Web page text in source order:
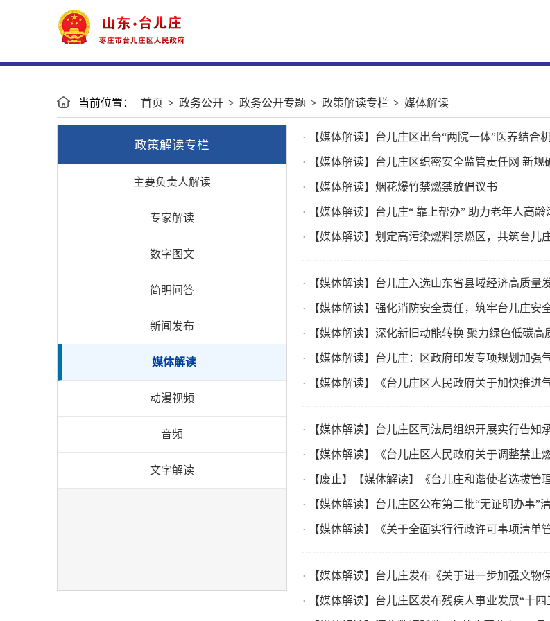
当前位置： 首页 > 政务公开 > 政务公开专题 > 政策解读专栏 > 媒体解读
政策解读专栏
主要负责人解读
专家解读
数字图文
简明问答
新闻发布
媒体解读
动漫视频
音频
文字解读
· 【媒体解读】台儿庄区出台“两院一体”医养结合
· 【媒体解读】台儿庄区织密安全监管责任网 新
· 【媒体解读】烟花爆竹禁燃禁放倡议书
· 【媒体解读】台儿庄“ 靠上帮办” 助力老年人高龄
· 【媒体解读】划定高污染燃料禁燃区，共筑台儿
· 【媒体解读】台儿庄入选山东省县域经济高质量
· 【媒体解读】强化消防安全责任，筑牢台儿庄安
· 【媒体解读】深化新旧动能转换 聚力绿色低碳高
· 【媒体解读】台儿庄：区政府印发专项规划加强
· 【媒体解读】《台儿庄区人民政府关于加快推进
· 【媒体解读】台儿庄区司法局组织开展实行告知
· 【媒体解读】《台儿庄区人民政府关于调整禁止
· 【废止】【媒体解读】《台儿庄和谐使者选拔管
· 【媒体解读】台儿庄区公布第二批“无证明办事”
· 【媒体解读】《关于全面实行行政许可事项清单
· 【媒体解读】台儿庄发布《关于进一步加强文物
· 【媒体解读】台儿庄区发布残疾人事业发展“十四